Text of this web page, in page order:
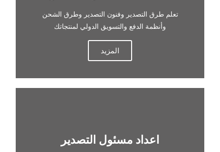
تعلم طرق التصدير وفنون التصدير وطرق الشحن
وأنظمة الدفع والتسويق الدولي لمنتجاتك
المزيد
اعداد مسئول التصدير